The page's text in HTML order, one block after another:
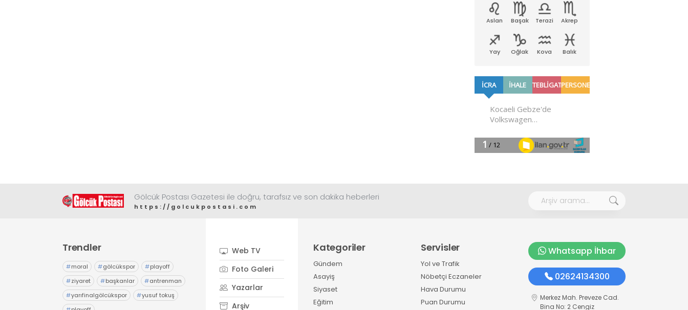
Aslan Başak Terazi Akrep
Yay Oğlak Kova Balık
Gölcük Postası Gazetesi ile doğru, tarafsız ve son dakika heberleri
https://golcukpostasi.com
Trendler
#moral #gölcükspor #playoff
#ziyaret #başkanlar #antrenman
#yarıfinalgölcükspor #yusuf tokuş
Web TV
Foto Galeri
Yazarlar
Arşiv
Kategoriler
Gündem
Asayiş
Siyaset
Eğitim
Servisler
Yol ve Trafik
Nöbetçi Eczaneler
Hava Durumu
Puan Durumu
Whatsapp İhbar
02624134300
Merkez Mah. Preveze Cad.
Bina No: 2 Cengiz